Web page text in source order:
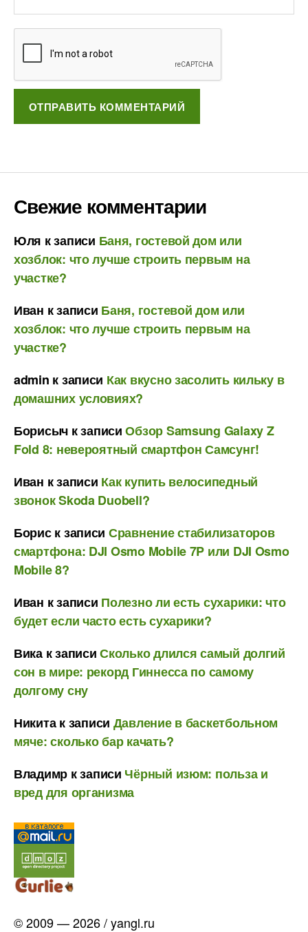
Свежие комментарии
Юля к записи Баня, гостевой дом или
хозблок: что лучше строить первым на
участке?
Иван к записи Баня, гостевой дом или
хозблок: что лучше строить первым на
участке?
admin к записи Как вкусно засолить кильку в
домашних условиях?
Борисыч к записиОбзор Samsung Galaxy Z
Fold 8: невероятный смартфон Самсунг!
Иван к записи Как купить велосипедный
звонок Skoda Duobell?
Бориск записи Сравнение стабилизаторов
смартфона: DJI Osmo Mobile 7P или DJI Osmo
Mobile 8?
Иван к записи Полезно ли есть сухарики: что
будет если часто есть сухарики?
Викак записиСколько длился самый долгий
сон в мире: рекорд Гиннесса по самому
долгому сну
Никитак записи Давление в баскетбольном
мяче: сколько бар качать?
Владимр к записи Чёрный изюм: польза и
вред для организма
© 2009 — 2026 / yangl.ru